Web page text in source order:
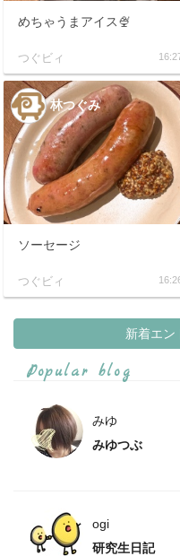
めちゃうまアイス🍨
つぐビィ
林つぐみ
ソーセージ
つぐビィ
新着エン
Popular blog
みゆ
みゆつぶ
ogi
研究生日記